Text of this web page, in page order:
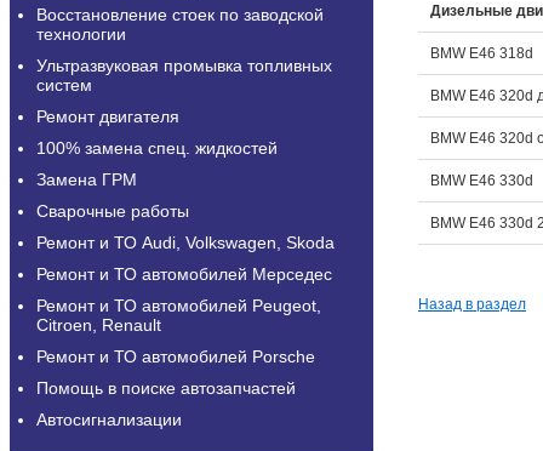
Восстановление стоек по заводской
технологии
Ультразвуковая промывка топливных
систем
Ремонт двигателя
100% замена спец. жидкостей
Замена ГРМ
Сварочные работы
Ремонт и ТО Audi, Volkswagen, Skoda
Ремонт и ТО автомобилей Мерседес
Ремонт и ТО автомобилей Peugeot,
Citroen, Renault
Ремонт и ТО автомобилей Porsche
Помощь в поиске автозапчастей
Автосигнализации
Дизельные
BMW E46 318d
BMW E46 320d
BMW E46 320d
BMW E46 330d
BMW E46 330d
Назад в раздел